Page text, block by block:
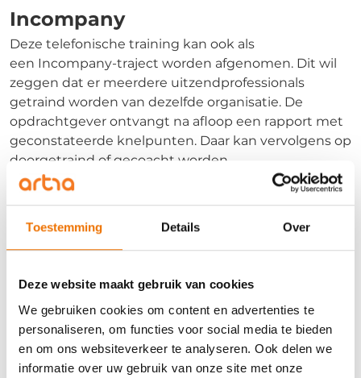
Toestemming Details Over
Deze website maakt gebruik van cookies
We gebruiken cookies om content en advertenties te
personaliseren, om functies voor social media te bieden
en om ons websiteverkeer te analyseren. Ook delen we
informatie over uw gebruik van onze site met onze
Incompany
Deze telefonische training kan ook als
een Incompany-traject worden afgenomen. Dit wil
zeggen dat er meerdere uitzendprofessionals
getraind worden van dezelfde organisatie. De
opdrachtgever ontvangt na afloop een rapport met
geconstateerde knelpunten. Daar kan vervolgens op
doorgetraind of gecoacht worden.
Duur trainingscall
Inhoud
telefonische acquisitie (bellen voor een afspraak)
aanbiedend bellen